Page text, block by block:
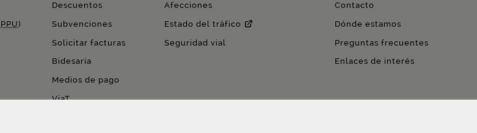
PPU)
Descuentos
Subvenciones
Solicitar facturas
Bidesaria
Medios de pago
ViaT
Afecciones
Estado del tráfico
Seguridad vial
Contacto
Dónde estamos
Preguntas frecuentes
Enlaces de interés